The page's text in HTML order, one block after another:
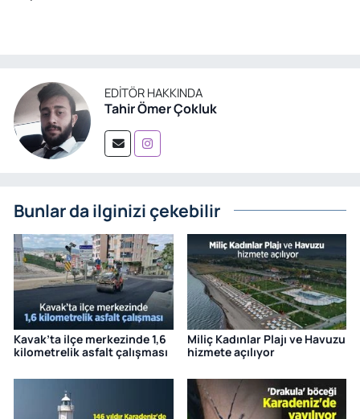
EDITÖR HAKKINDA
Tahir Ömer Çokluk
Bunlar da ilginizi çekebilir
Kavak’ta ilçe merkezinde 1,6
kilometrelik asfalt çalışması
Miliç Kadınlar Plajı ve Havuzu
hizmete açılıyor